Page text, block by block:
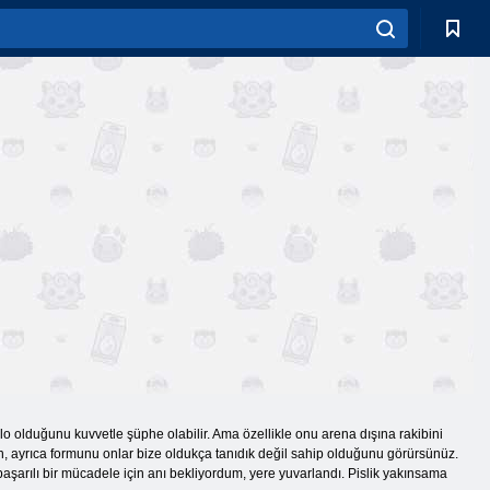
olduğunu kuvvetle şüphe olabilir. Ama özellikle onu arena dışına rakibini
ayrıca formunu onlar bize oldukça tanıdık değil sahip olduğunu görürsünüz.
bir mücadele için anı bekliyordum, yere yuvarlandı. Pislik yakınsama